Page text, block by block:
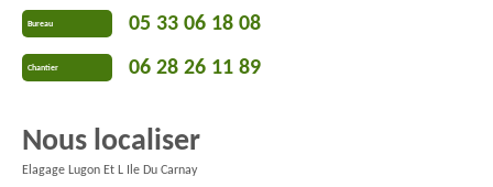
Bureau 05 33 06 18 08
Chantier 06 28 26 11 89
Nous localiser
Elagage Lugon Et L Ile Du Carnay